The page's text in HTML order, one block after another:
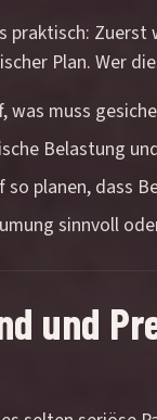
praktisch:
Plan. Wer
muss
Belastung
so planen, dass
sinnvoll
und